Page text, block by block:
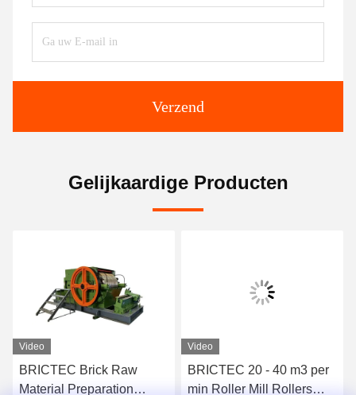
Verzend
Gelijkaardige Producten
Video
BRICTEC Brick Raw
Material Preparation
Video
BRICTEC 20 - 40 m3 per
min Roller Mill Rollers